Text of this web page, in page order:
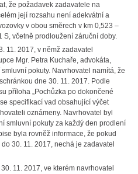
že požadavek zadavatele na
její rozsahu není adekvátní a
v obou směrech v km 0,523 –
S, včetně prodloužení záruční doby.
11. 2017, v němž zadavatel
Mgr. Petra Kuchaře, advokáta,
pokuty. Navrhovatel namítá, že
dne 30. 11. 2017. Podle
příloha „Pochůzka po dokončené
specifikací vad obsahující výčet
oznámeny. Navrhovatel byl
smluvní pokuty za každý den prodlení
byla rovněž informace, že pokud
30. 11. 2017, nechá je zadavatel
11. 2017, ve kterém navrhovatel